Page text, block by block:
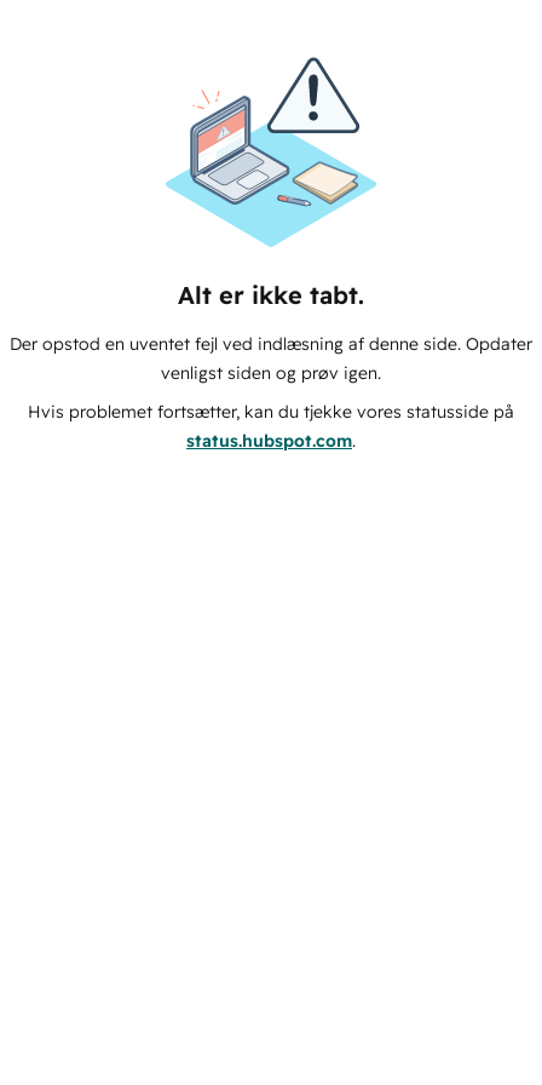
Alt er ikke tabt.
Der opstod en uventet fejl ved indlæsning af denne side. Opdater
venligst siden og prøv igen.
Hvis problemet fortsætter, kan du tjekke vores statusside på
status.hubspot.com.